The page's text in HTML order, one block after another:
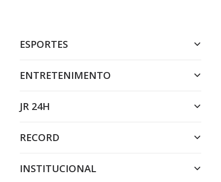
ESPORTES
ENTRETENIMENTO
JR 24H
RECORD
INSTITUCIONAL